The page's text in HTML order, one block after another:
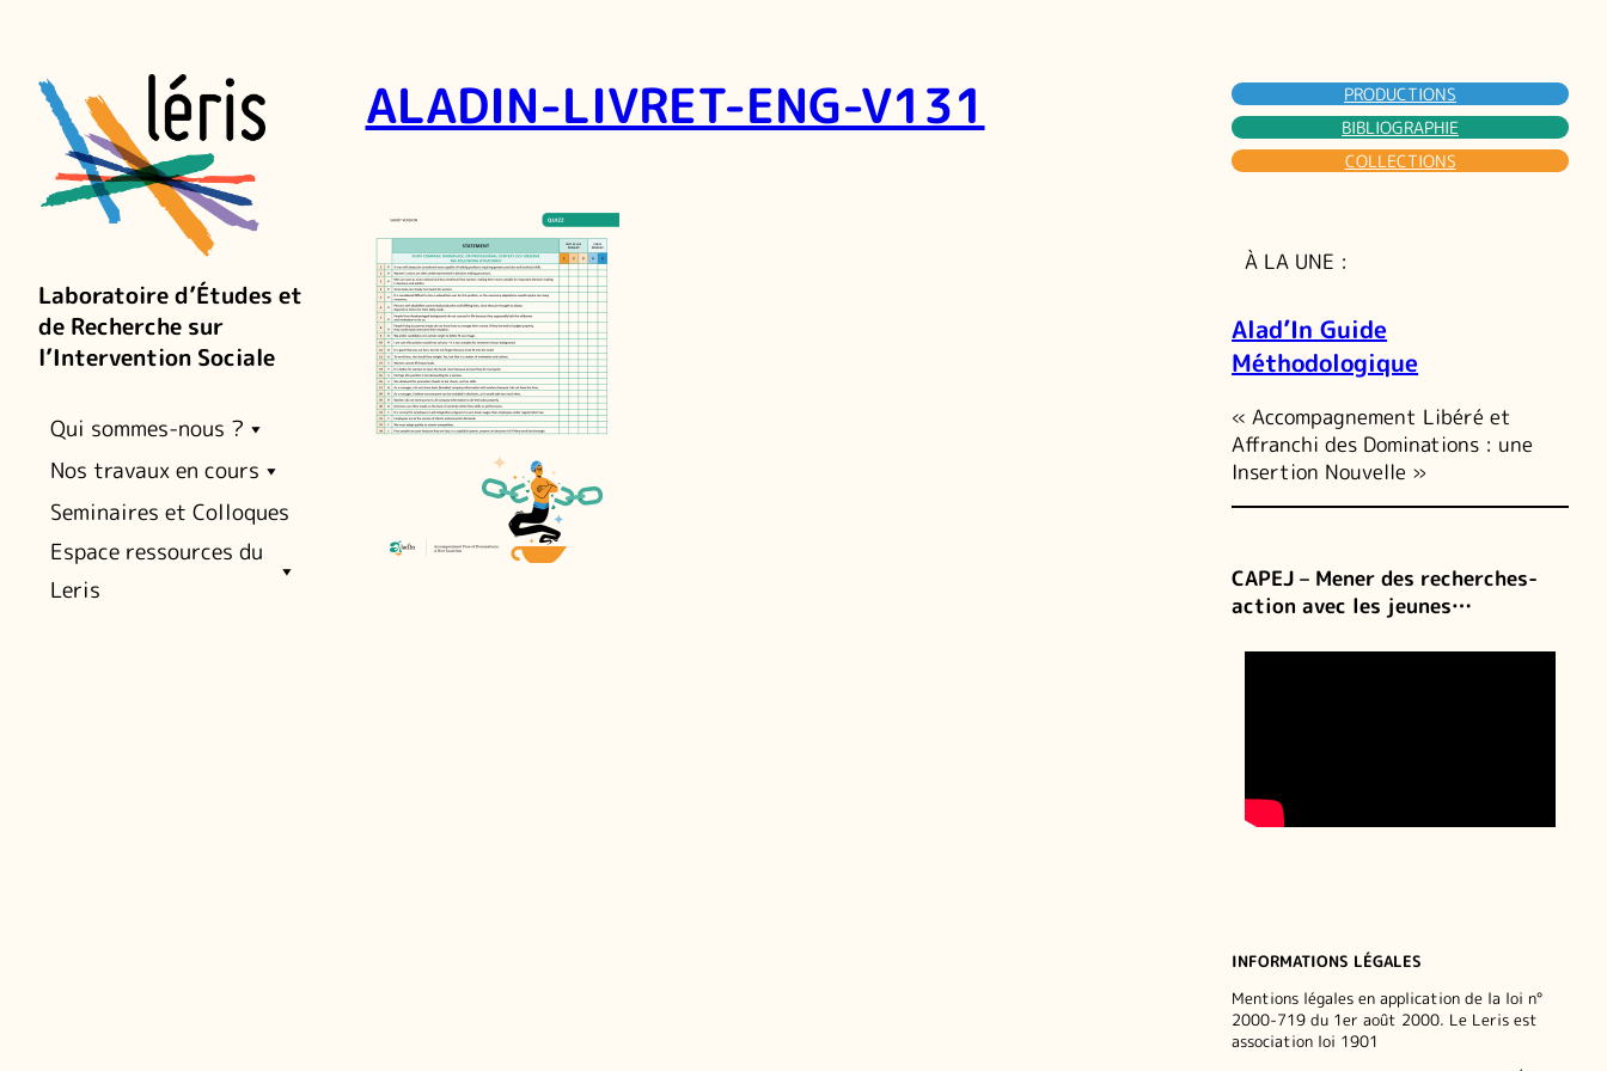
Laboratoire d’Études et
de Recherche sur
l’Intervention Sociale
Qui sommes-nous ?
Nos travaux en cours
Seminaires et Colloques
Espace ressources du
Leris
ALADIN-LIVRET-ENG-V131
PRODUCTIONS
BIBLIOGRAPHIE
COLLECTIONS
À LA UNE :
Alad’In Guide
Méthodologique
« Accompagnement Libéré et
Affranchi des Dominations : une
Insertion Nouvelle »
CAPEJ – Mener des recherches-
action avec les jeunes…
INFORMATIONS LÉGALES
Mentions légales en application de la loi n°
2000-719 du 1er août 2000. Le Leris est
association loi 1901